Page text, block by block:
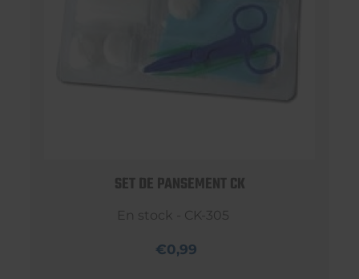
SET DE PANSEMENT CK
En stock - CK-305
€0,99